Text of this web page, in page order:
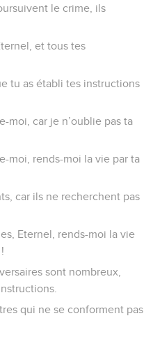
le crime, ils
et tous tes
tu as établi tes instructions
moi, car je n’oublie pas ta
moi, rends-moi la vie par ta
car ils ne recherchent pas
Eternel, rends-moi la vie
sont nombreux,
qui ne se conforment pas